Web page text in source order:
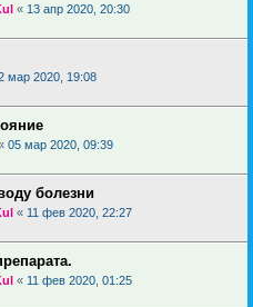
« 13 апр 2020, 20:30
мар 2020, 19:08
05 мар 2020, 09:39
болезни
« 11 фев 2020, 22:27
« 11 фев 2020, 01:25